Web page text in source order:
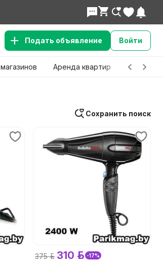
Подать объявление Войти
Аренда квартир Детские
Сохранить поиск
375 р. 310 р. -17%